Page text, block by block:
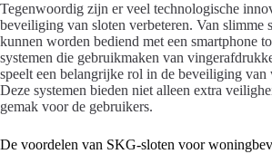
Tegenwoordig zijn er veel technologische
beveiliging van sloten verbeteren. Van slimme
kunnen worden bediend met een smartphone
systemen die gebruikmaken van
speelt een belangrijke rol in de beveiliging van
Deze systemen bieden niet alleen extra
gemak voor de gebruikers.
De voordelen van SKG-sloten voor